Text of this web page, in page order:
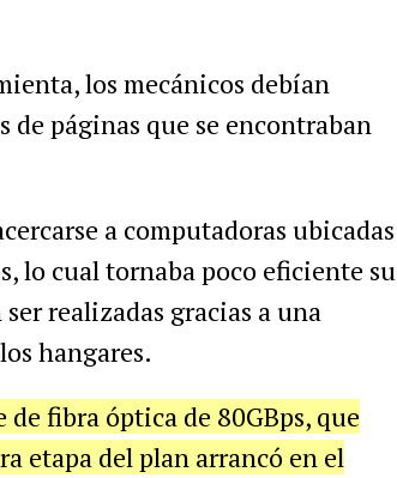
los mecánicos debían
de páginas que se encontraban
a computadoras ubicadas
lo cual tornaba poco eficiente su
realizadas gracias a una
hangares.
fibra óptica de 80GBps, que
etapa del plan arrancó en el